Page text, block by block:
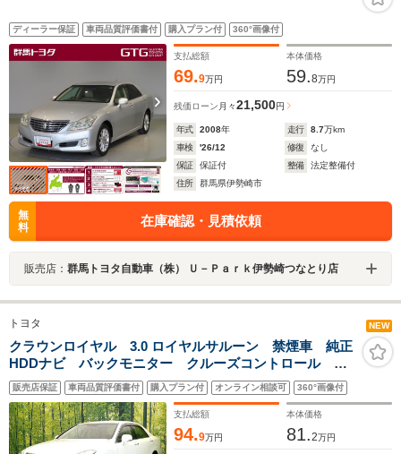
ディーラー保証 車両品質評価書付 購入プラン付 360°画像付
支払総額
69.9万円
本体価格
59.8万円
残価ローン 月々21,500円
年式 2008年 走行 8.7万km
車検
'26/12 修復
なし
保証
保証付 整備
法定整備付
住所
群馬県伊勢崎市
無
料
在庫確認・見積依頼
販売店： 群馬トヨタ自動車（株） Ｕ－Ｐａｒｋ伊勢崎つなとり店
トヨタ NEW
クラウンロイヤル 3.0 ロイヤルサルーン 禁煙車 純正
HDDナビ バックモニター クルーズコントロール
ETC スマートキー HIDヘッド フォグ オートライ
ト オートエアコン パワーシート 電動格納ミラー
アームレスト
販売店保証 車両品質評価書付 購入プラン付 オンライン相談可 360°画像付
支払総額
94.9万円
本体価格
81.2万円